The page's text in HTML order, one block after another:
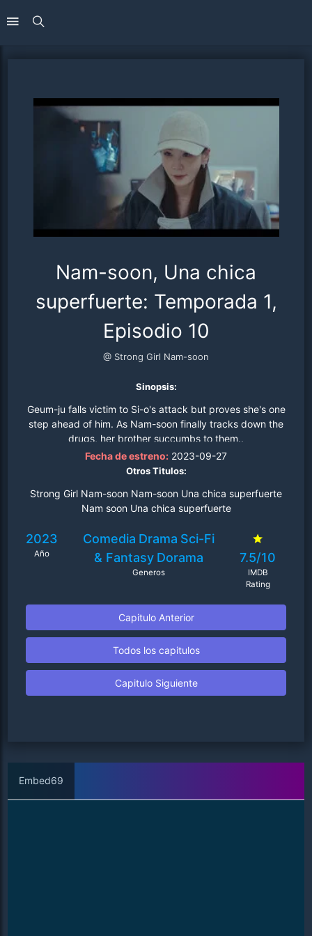
Nam-soon, Una chica
superfuerte: Temporada 1,
Episodio 10
@ Strong Girl Nam-soon
Sinopsis:
Geum-ju falls victim to Si-o's attack but proves she's one
step ahead of him. As Nam-soon finally tracks down the
drugs, her brother succumbs to them..
Fecha de estreno: 2023-09-27
Otros Titulos:
Strong Girl Nam-soon Nam-soon Una chica superfuerte
Nam soon Una chica superfuerte
2023
Año
Comedia Drama Sci-Fi
& Fantasy Dorama
Generos
7.5/10
IMDB
Rating
Capitulo Anterior
Todos los capitulos
Capitulo Siguiente
Embed69